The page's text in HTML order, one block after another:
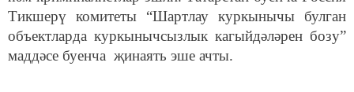
Тикшерү комитеты “Шартлау куркынычы булган
объектларда куркынычсызлык кагыйдәләрен бозу”
маддәсе буенча җинаять эше ачты.